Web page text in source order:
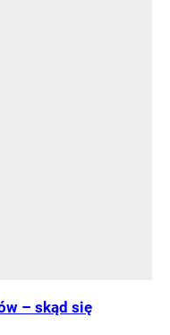
– skąd się